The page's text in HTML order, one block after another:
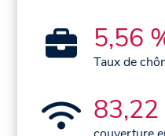
5,56
Taux de
83,22